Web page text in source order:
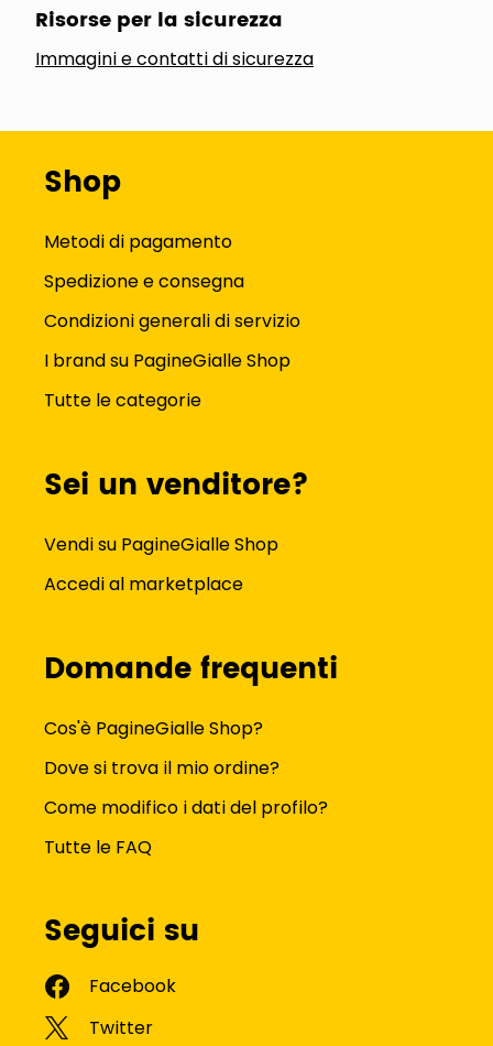
Risorse per la sicurezza
Immagini e contatti di sicurezza
Shop
Metodi di pagamento
Spedizione e consegna
Condizioni generali di servizio
I brand su PagineGialle Shop
Tutte le categorie
Sei un venditore?
Vendi su PagineGialle Shop
Accedi al marketplace
Domande frequenti
Cos'è PagineGialle Shop?
Dove si trova il mio ordine?
Come modifico i dati del profilo?
Tutte le FAQ
Seguici su